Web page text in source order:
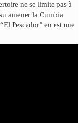
ne se limite pas à
amener la Cumbia
Pescador” en est une